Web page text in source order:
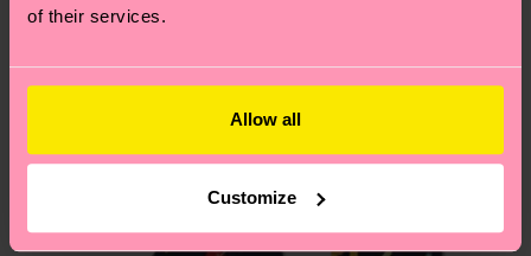
of their services.
Allow all
Customize
am häufigsten gestellten Fragen.